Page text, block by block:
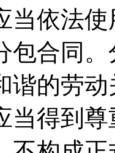
当依法
包合同
谐的劳
当得到